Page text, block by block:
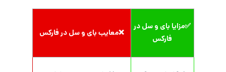
✅مزایا بای و سل در
فارکس
❌معایب بای و سل در فارکس